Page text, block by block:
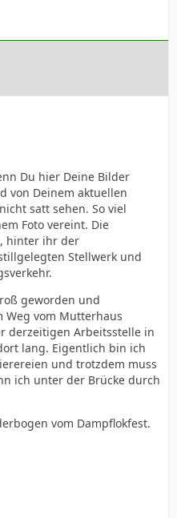
Du hier Deine Bilder
von Deinem aktuellen
satt sehen. So viel
Foto vereint. Die
hinter ihr der
Stellwerk und
geworden und
Weg vom Mutterhaus
derzeitigen Arbeitsstelle in
lang. Eigentlich bin ich
und trotzdem muss
ich unter der Brücke durch
vom Dampflokfest.